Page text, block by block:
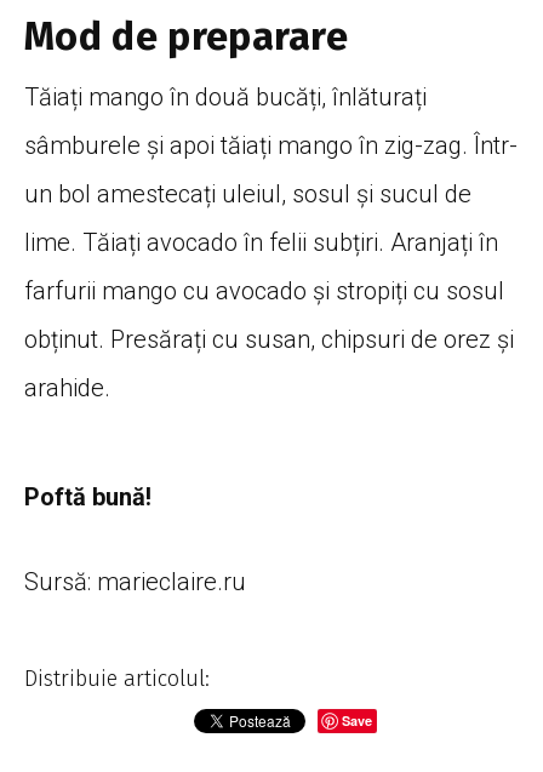
Mod de preparare
Tăiați mango în două bucăți, înlăturați
sâmburele și apoi tăiați mango în zig-zag. Într-
un bol amestecați uleiul, sosul și sucul de
lime. Tăiați avocado în felii subțiri. Aranjați în
farfurii mango cu avocado și stropiți cu sosul
obținut. Presărați cu susan, chipsuri de orez și
arahide.
Poftă bună!
Sursă: marieclaire.ru
Distribuie articolul:
Save